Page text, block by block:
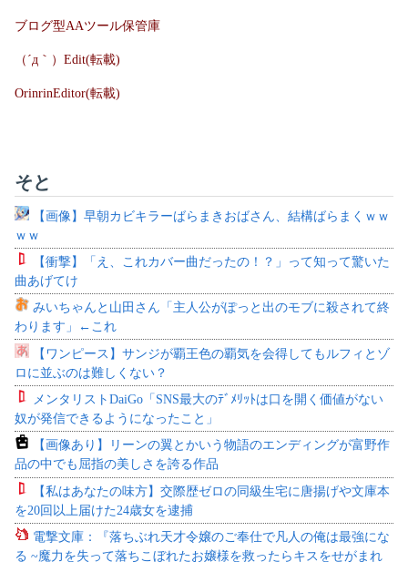
ブログ型AAツール保管庫
（´д｀）Edit(転載)
OrinrinEditor(転載)
そと
【画像】早朝カビキラーばらまきおばさん、結構ばらまくｗｗ
ｗｗ
【衝撃】「え、これカバー曲だったの！？」って知って驚いた
曲あげてけ
みいちゃんと山田さん「主人公がぽっと出のモブに殺されて終
わります」←これ
【ワンピース】サンジが覇王色の覇気を会得してもルフィとゾ
ロに並ぶのは難しくない？
メンタリストDaiGo「SNS最大のﾃﾞﾒﾘｯﾄは口を開く価値がない
奴が発信できるようになったこと」
【画像あり】リーンの翼とかいう物語のエンディングが富野作
品の中でも屈指の美しさを誇る作品
【私はあなたの味方】交際歴ゼロの同級生宅に唐揚げや文庫本
を20回以上届けた24歳女を逮捕
電撃文庫：『落ちぶれ天才令嬢のご奉仕で凡人の俺は最強にな
る ~魔力を失って落ちこぼれたお嬢様を救ったらキスをせがまれ